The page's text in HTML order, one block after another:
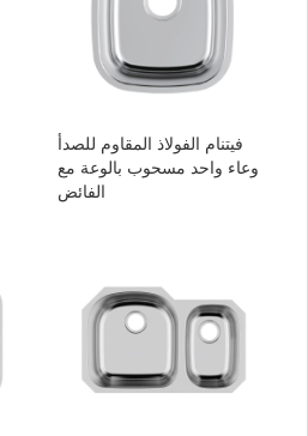
فيتنام الفولاذ المقاوم للصدأ
وعاء واحد مسحوب بالوعة مع
الفائض